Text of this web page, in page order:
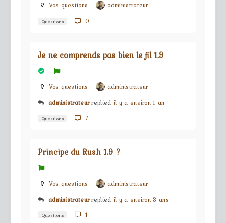
Vos questions administrateur
Questions 0
Je ne comprends pas bien le fil 1.9
Vos questions
administrateur
administrateur replied il y a environ 1 an
Questions 7
Principe du Rush 1.9 ?
Vos questions
administrateur
administrateur replied il y a environ 3 ans
Questions 1